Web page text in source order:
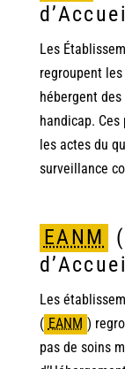
Les
regroupent
hébergent
handicap.
les actes du
surveillance
EANM
Les
( EANM )
pas de soins